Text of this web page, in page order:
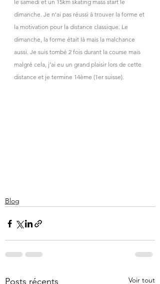
le samedi et un 15km skating mass start le
dimanche. Je n’ai pas réussi à trouver la forme et
la motivation pour la distance classique. Le
dimanche, la forme était là mais la malchance
aussi. Je suis tombé 2 fois durant la course mais
malgré cela, j’ai eu un grand plaisir lors de cette
distance et je termine 14ème (1er suisse).
Blog
Posts récents Voir tout